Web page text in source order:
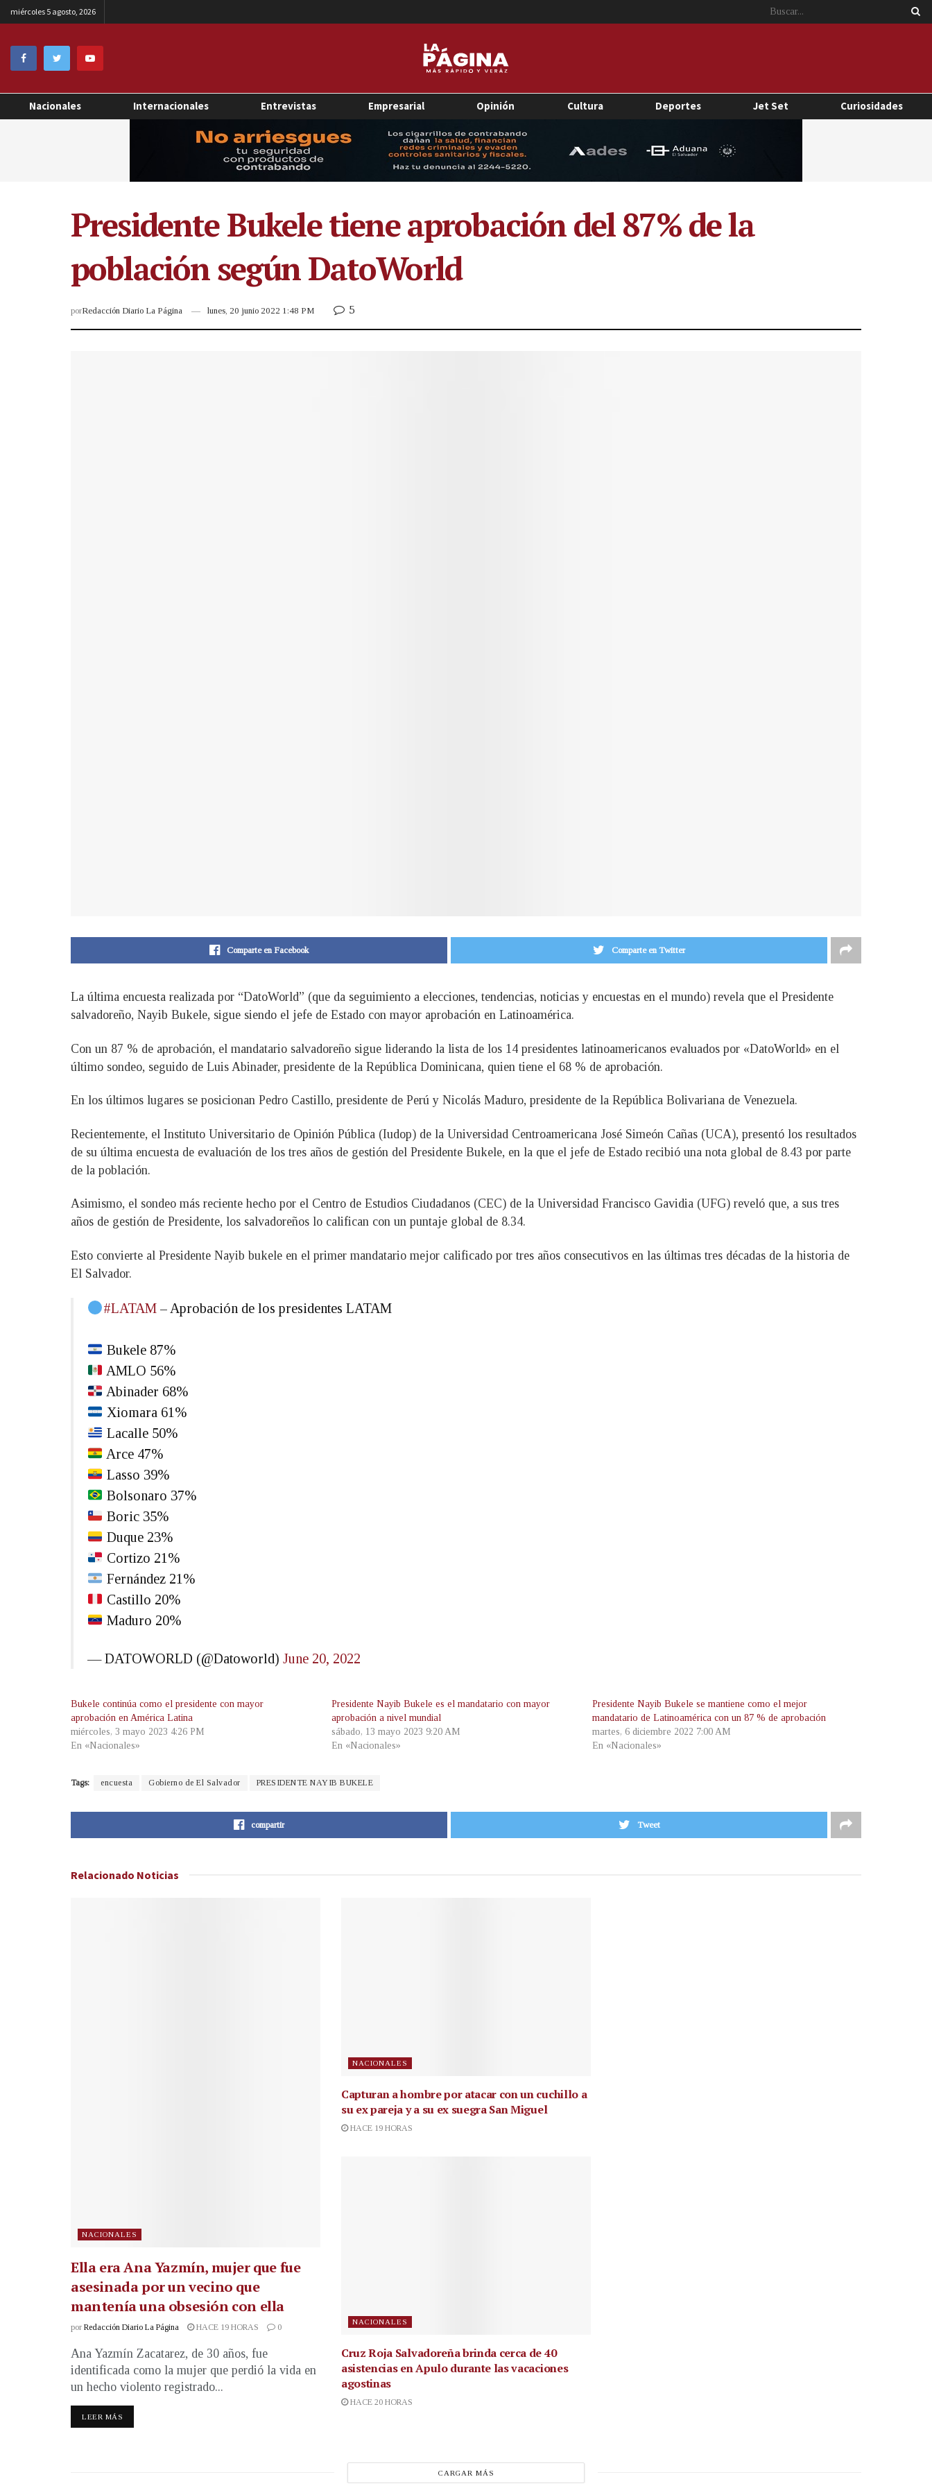
miércoles 5 agosto, 2026
Nacionales Internacionales Entrevistas Empresarial Opinión Cultura Deportes Jet Set Curiosidades
Presidente Bukele tiene aprobación del 87% de la
población según DatoWorld
porRedacción Diario La Página lunes, 20 junio 2022 1:48 PM 5
Comparte en Facebook Comparte en Twitter
La última encuesta realizada por “DatoWorld” (que da seguimiento a elecciones, tendencias, noticias y encuestas en el mundo) revela que el Presidente
salvadoreño, Nayib Bukele, sigue siendo el jefe de Estado con mayor aprobación en Latinoamérica.
Con un 87 % de aprobación, el mandatario salvadoreño sigue liderando la lista de los 14 presidentes latinoamericanos evaluados por «DatoWorld» en el
último sondeo, seguido de Luis Abinader, presidente de la República Dominicana, quien tiene el 68 % de aprobación.
En los últimos lugares se posicionan Pedro Castillo, presidente de Perú y Nicolás Maduro, presidente de la República Bolivariana de Venezuela.
Recientemente, el Instituto Universitario de Opinión Pública (Iudop) de la Universidad Centroamericana José Simeón Cañas (UCA), presentó los resultados
de su última encuesta de evaluación de los tres años de gestión del Presidente Bukele, en la que el jefe de Estado recibió una nota global de 8.43 por parte
de la población.
Asimismo, el sondeo más reciente hecho por el Centro de Estudios Ciudadanos (CEC) de la Universidad Francisco Gavidia (UFG) reveló que, a sus tres
años de gestión de Presidente, los salvadoreños lo califican con un puntaje global de 8.34.
Esto convierte al Presidente Nayib bukele en el primer mandatario mejor calificado por tres años consecutivos en las últimas tres décadas de la historia de
El Salvador.
#LATAM– Aprobación de los presidentes LATAM
Bukele 87%
AMLO 56%
Abinader 68%
Xiomara 61%
Lacalle 50%
Arce 47%
Lasso 39%
Bolsonaro 37%
Boric 35%
Duque 23%
Cortizo 21%
Fernández 21%
Castillo 20%
Maduro 20%
— DATOWORLD (@Datoworld) June 20, 2022
Bukele continúa como el presidente con mayor
aprobación en América Latina
miércoles, 3 mayo 2023 4:26 PM
En «Nacionales»
Presidente Nayib Bukele es el mandatario con mayor
aprobación a nivel mundial
sábado, 13 mayo 2023 9:20 AM
En «Nacionales»
Presidente Nayib Bukele se mantiene como el mejor
mandatario de Latinoamérica con un 87 % de aprobación
martes, 6 diciembre 2022 7:00 AM
En «Nacionales»
Tags: encuesta Gobierno de El Salvador PRESIDENTE NAYIB BUKELE
compartir Tweet
Relacionado Noticias
NACIONALES
Ella era Ana Yazmín, mujer que fue
asesinada por un vecino que
mantenía una obsesión con ella
por Redacción Diario La Página HACE 19 HORAS 0
Ana Yazmín Zacatarez, de 30 años, fue
identificada como la mujer que perdió la vida en
un hecho violento registrado...
LEER MÁS
NACIONALES
Capturan a hombre por atacar con un cuchillo a
su ex pareja y a su ex suegra San Miguel
HACE 19 HORAS
NACIONALES
Cruz Roja Salvadoreña brinda cerca de 40
asistencias en Apulo durante las vacaciones
agostinas
HACE 20 HORAS
CARGAR MÁS